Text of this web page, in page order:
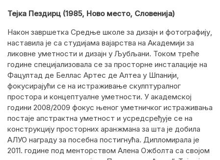
Тејка Пездирц (1985, Ново место, Словенија)
Након завршетка Средње школе за дизајн и фотографију,
наставила је са студијама вајарства на Академији за
ликовне уметности и дизајн у Љубљани. Током треће
године специјализовала се за просторне инсталације на
Фацултад де Беллас Артес де Алтеа у Шпанији,
фокусирајући се на истраживање скулптуралног
простора и концептуалне уметности. У академској
години 2008/2009 фокус њеног уметничког истраживања
постаје апстрактна уметност и усредсређује се на
конструкцију просторних аранжмана за шта је добила
АЛУО награду за посебна постигнућа. Дипломирала је
2011. године под менторством Алена Ожболта са својом